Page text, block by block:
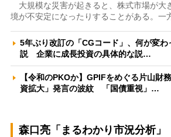
大規模な災害が起きると、株式市場が大
境が不安定になったりすることがある。一
5年ぶり改訂の「CGコード」、何が変
説 企業に成長投資の具体的な説…
【令和のPKOか】GPIFをめぐる片山財
資拡大」発言の波紋 「国債重視」…
森口亮「まるわかり市況分析」